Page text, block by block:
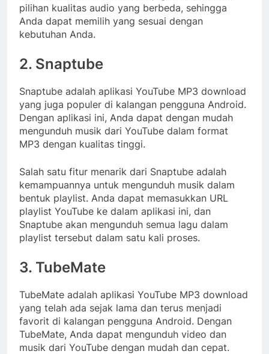
pilihan kualitas audio yang berbeda, sehingga
Anda dapat memilih yang sesuai dengan
kebutuhan Anda.
2. Snaptube
Snaptube adalah aplikasi YouTube MP3 download
yang juga populer di kalangan pengguna Android.
Dengan aplikasi ini, Anda dapat dengan mudah
mengunduh musik dari YouTube dalam format
MP3 dengan kualitas tinggi.
Salah satu fitur menarik dari Snaptube adalah
kemampuannya untuk mengunduh musik dalam
bentuk playlist. Anda dapat memasukkan URL
playlist YouTube ke dalam aplikasi ini, dan
Snaptube akan mengunduh semua lagu dalam
playlist tersebut dalam satu kali proses.
3. TubeMate
TubeMate adalah aplikasi YouTube MP3 download
yang telah ada sejak lama dan terus menjadi
favorit di kalangan pengguna Android. Dengan
TubeMate, Anda dapat mengunduh video dan
musik dari YouTube dengan mudah dan cepat.